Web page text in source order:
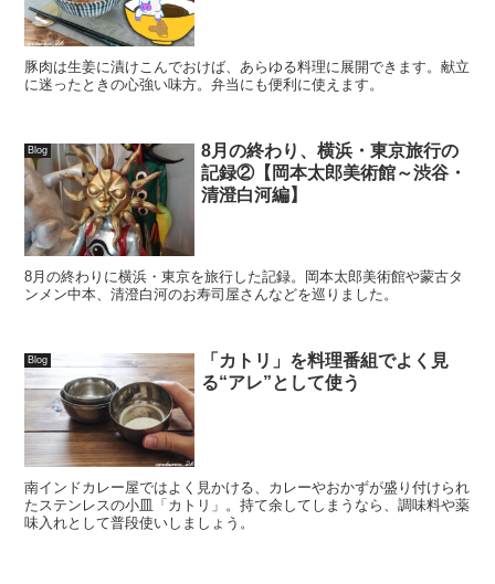
豚肉は生姜に漬けこんでおけば、あらゆる料理に展開できます。献立
に迷ったときの心強い味方。弁当にも便利に使えます。
Blog
8月の終わり、横浜・東京旅行の
記録②【岡本太郎美術館～渋谷・
清澄白河編】
8月の終わりに横浜・東京を旅行した記録。岡本太郎美術館や蒙古タ
ンメン中本、清澄白河のお寿司屋さんなどを巡りました。
Blog
「カトリ」を料理番組でよく見
る“アレ”として使う
南インドカレー屋ではよく見かける、カレーやおかずが盛り付けられ
たステンレスの小皿「カトリ」。持て余してしまうなら、調味料や薬
味入れとして普段使いしましょう。